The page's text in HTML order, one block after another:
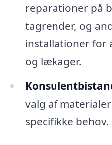
reparationer på
tagrender, og
installationer for
og lækager.
valg af
specifikke behov.